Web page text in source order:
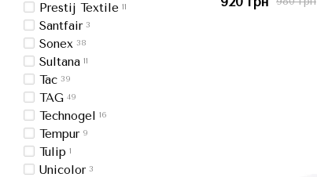
Prestij Textile 11
Santfair 3
Sonex 38
Sultana 11
Tac 39
TAG 49
Technogel 16
Tempur 9
Tulip 1
Unicolor 3